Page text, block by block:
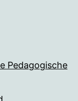
Pedagogische